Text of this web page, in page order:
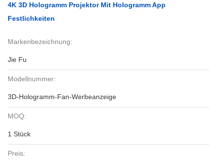
4K 3D Hologramm Projektor Mit Hologramm App
Festlichkeiten
Markenbezeichnung:
Jie Fu
Modellnummer:
3D-Hologramm-Fan-Werbeanzeige
MOQ:
1 Stück
Preis: